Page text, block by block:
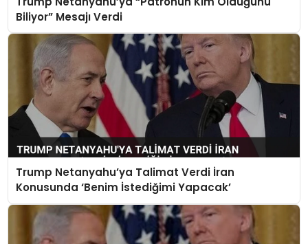
Biliyor” Mesajı Verdi
Trump Netanyahu’ya Talimat Verdi İran
Konusunda ‘Benim İstediğimi Yapacak’